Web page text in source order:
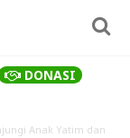
DONASI
Anak Yatim dan